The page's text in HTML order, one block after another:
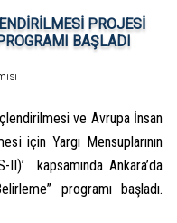
PROJESİ
BAŞLADI
ve Avrupa İnsan
için Yargı Mensuplarının
II)’ kapsamında Ankara’da
programı başladı.